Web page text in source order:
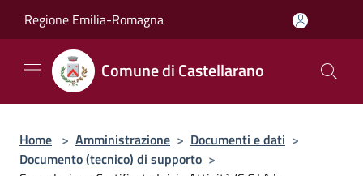
Regione Emilia-Romagna
Comune di Castellarano
Home > Amministrazione > Documenti e dati >
Documento (tecnico) di supporto >